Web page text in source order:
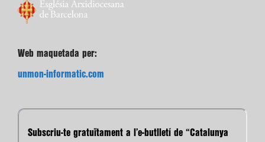
Web maquetada per:
unmon-informatic.com
Subscriu-te gratuïtament a l’e-butlletí de “Catalunya